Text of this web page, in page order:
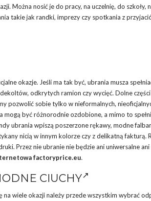
Można nosić je do pracy, na uczelnię, do szkoły,
takie jak randki, imprezy czy spotkania z
okazje. Jeśli ma tak być, ubrania musza
odkrytych ramion czy wycięć. Dolne
pozwolić sobie tylko w nieformalnych,
mogą być różnorodnie ozdobione, a mimo to
ubrania wpiszą poszerzone rękawy, modne
nicią w innym kolorze czy z delikatną fakturą.
Przez nie ubranie nie będzie ani uniwersalne
factoryprice.eu.
CIUCHY
na wiele okazji należy przede wszystkim wybrać